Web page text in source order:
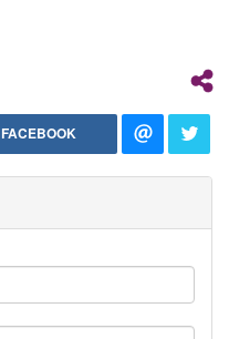
FACEBOOK